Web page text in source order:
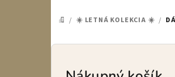
DOMOV
/ ☀️ LETNÁ KOLEKCIA ☀️ /
B